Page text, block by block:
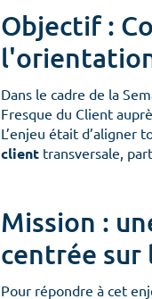
Objectif :
Dans le cadre de la
Fresque du Client
L’enjeu était d’aligner
client transversale,
Mission :
centrée sur
Pour répondre à cet